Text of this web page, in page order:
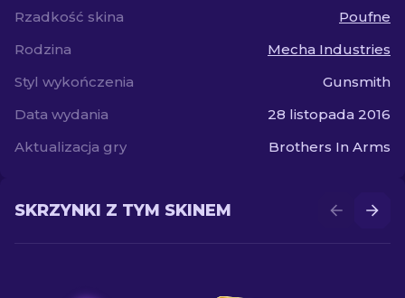
Rzadkość skina
Poufne
Rodzina
Mecha Industries
Styl wykończenia
Gunsmith
Data wydania
28 listopada 2016
Aktualizacja gry
Brothers In Arms
SKRZYNKI Z TYM SKINEM